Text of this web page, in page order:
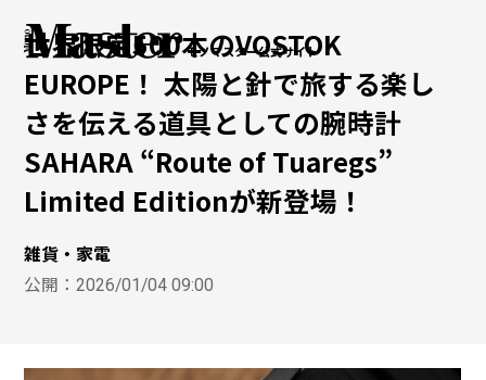
モノマスター公式サイト
世界限定500本のVOSTOK
EUROPE！ 太陽と針で旅する楽し
さを伝える道具としての腕時計
SAHARA “Route of Tuaregs”
Limited Editionが新登場！
雑貨・家電
公開：2026/01/04 09:00